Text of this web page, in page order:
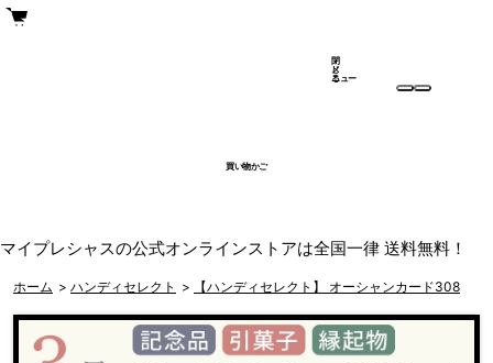
買い物かご
メ
ニュー
閉
じ
る
マイプレシャスの公式オンラインストアは全国一律 送料無料！
ホーム > ハンディセレクト > 【ハンディセレクト】 オーシャンカード308